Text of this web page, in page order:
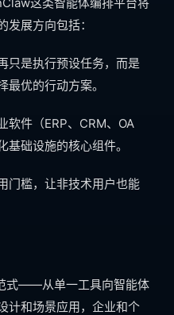
展方向包括：
只是执行预设任务，而是
优的行动方案。
软件（ERP、CRM、OA
础设施的核心组件。
门槛，让非技术用户也能
式——从单一工具向智能体
计和场景应用，企业和个